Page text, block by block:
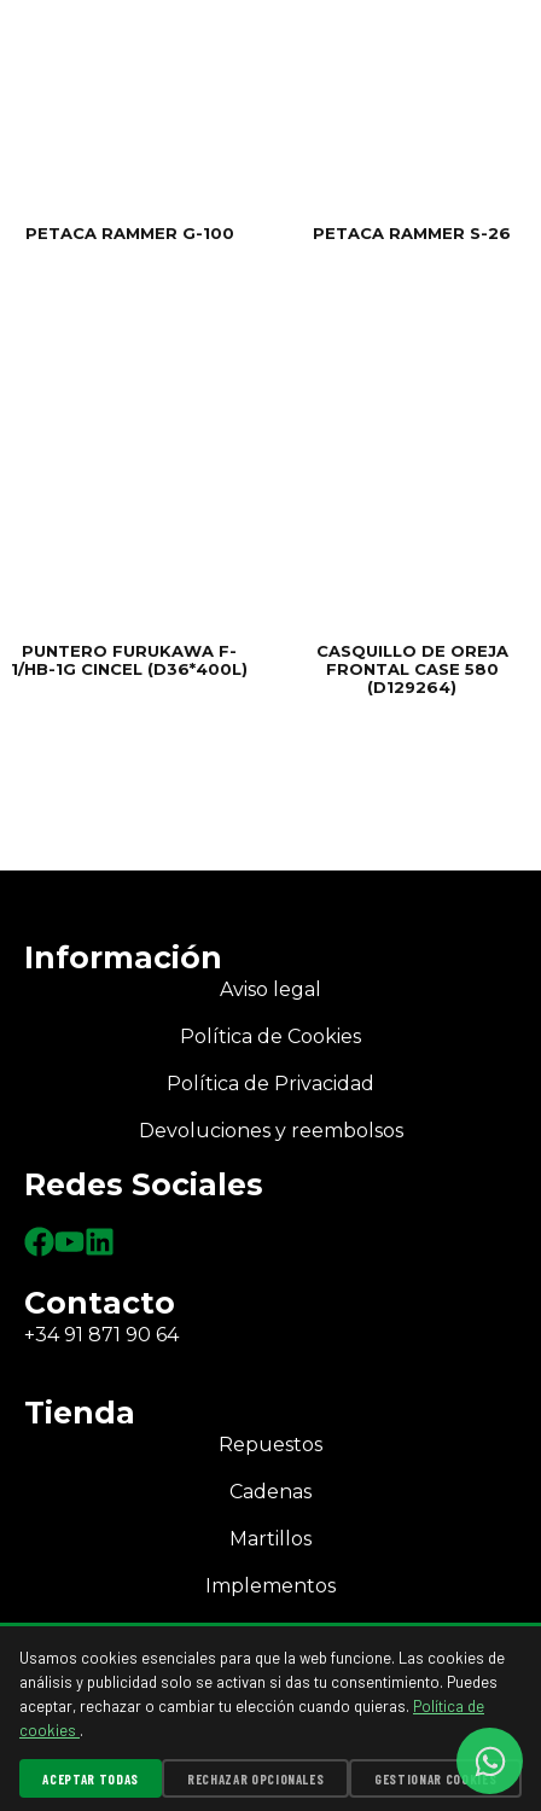
PETACA RAMMER G-100 PETACA RAMMER S-26
PUNTERO FURUKAWA F-
1/HB-1G CINCEL (D36*400L)
CASQUILLO DE OREJA
FRONTAL CASE 580
(D129264)
Información
Aviso legal
Política de Cookies
Política de Privacidad
Devoluciones y reembolsos
Redes Sociales
Contacto
+34 91 871 90 64
Tienda
Repuestos
Cadenas
Martillos
Implementos
Acceso a mi cuenta
GESTIONAR COOKIES
Usamos cookies esenciales para que la web funcione. Las cookies de
análisis y publicidad solo se activan si das tu consentimiento. Puedes
aceptar, rechazar o cambiar tu elección cuando quieras. Política de
cookies .
ACEPTAR TODAS RECHAZAR OPCIONALES GESTIONAR COOKIES